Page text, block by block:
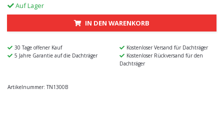
Auf Lager
IN DEN WARENKORB
30 Tage offener Kauf
Kostenloser Versand für Dachträger
5 Jahre Garantie auf die Dachträger
Kostenloser Rückversand für den
Dachträger
Artikelnummer: TN1300B